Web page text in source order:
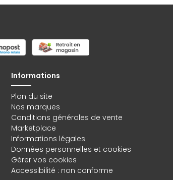
Informations
Plan du site
Nos marques
Conditions générales de vente
Marketplace
Informations légales
Données personnelles et cookies
Gérer vos cookies
Accessibilité : non conforme